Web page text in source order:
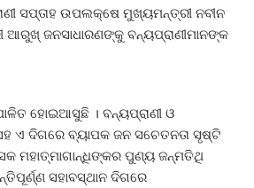
ସପ୍ତାହ ଉପଲକ୍ଷେ ମୁଖ୍ୟମନ୍ତ୍ରୀ ନବୀନ
ଜନସାଧାରଣଙ୍କୁ ବନ୍ୟପ୍ରାଣୀମାନଙ୍କ
ହୋଇଆସୁଛି । ବନ୍ୟପ୍ରାଣୀ ଓ
ଏ ଦିଗରେ ବ୍ୟାପକ ଜନ ସଚେତନତା ସୃଷ୍ଟି
ମହାତ୍ମାଗାନ୍ଧିଙ୍କର ପୁଣ୍ୟ ଜନ୍ମତିଥି
ସହାବସ୍ଥାନ ଦିଗରେ